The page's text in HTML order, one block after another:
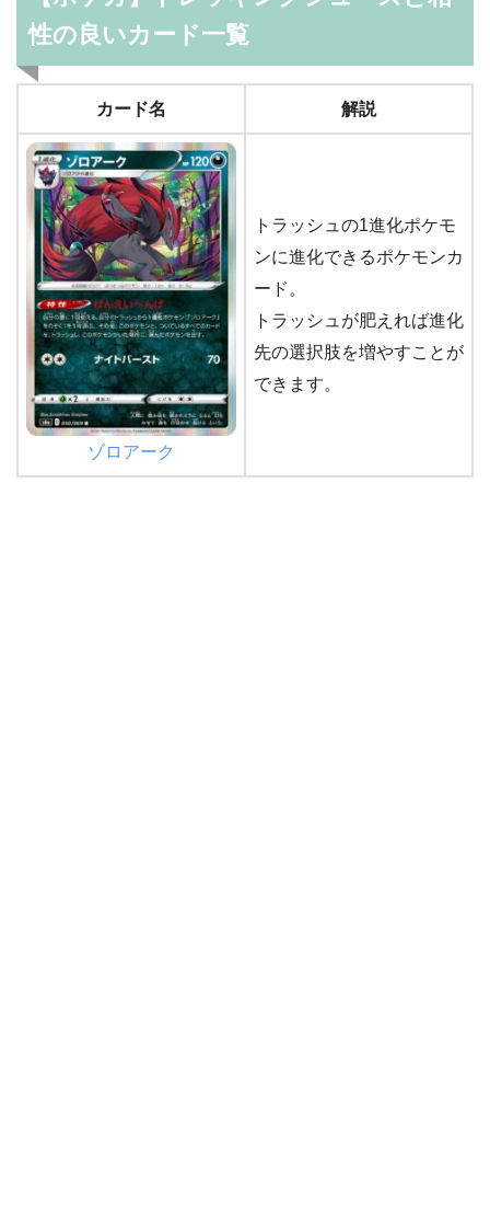
性の良いカード一覧
カード名 解説
ゾロアーク
トラッシュの1進化ポケモ
ンに進化できるポケモンカ
ード。
トラッシュが肥えれば進化
先の選択肢を増やすことが
できます。